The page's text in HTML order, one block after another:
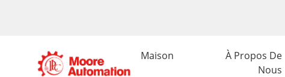
Maison
À Propos De
Nous